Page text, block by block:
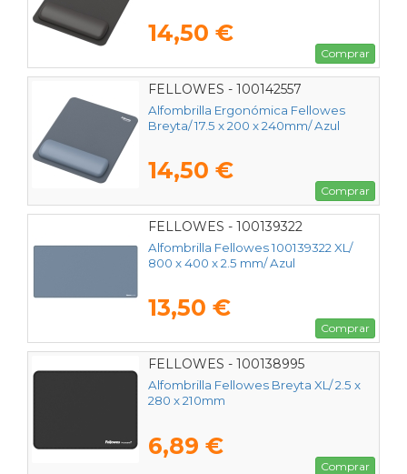
14,50 €
Comprar
FELLOWES - 100142557
Alfombrilla Ergonómica Fellowes
Breyta/ 17.5 x 200 x 240mm/ Azul
14,50 €
Comprar
FELLOWES - 100139322
Alfombrilla Fellowes 100139322 XL/
800 x 400 x 2.5 mm/ Azul
13,50 €
Comprar
FELLOWES - 100138995
Alfombrilla Fellowes Breyta XL/ 2.5 x
280 x 210mm
6,89 €
Comprar